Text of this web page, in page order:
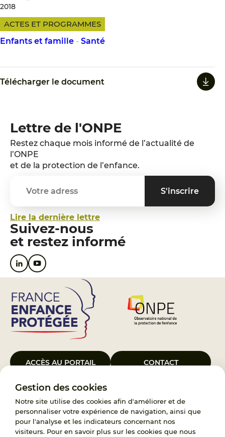
Gestion des cookies
Notre site utilise des cookies afin d'améliorer et de
personnaliser votre expérience de navigation, ainsi que
pour l'analyse et les indicateurs concernant nos
visiteurs. Pour en savoir plus sur les cookies que nous
2018
ACTES ET PROGRAMMES
Enfants et famille - Santé
Télécharger le document
Lettre de l'ONPE
Restez chaque mois informé de l’actualité de
l’ONPE
et de la protection de l’enfance.
Lire la dernière lettre
Suivez-nous
et restez informé
ACCÈS AU PORTAIL CONTACT
Le Groupement d’Intérêt Public France Enfance Protégée, créé le 5
janvier 2023, a pour objet d’assurer les missions de service public du
119, d’accompagnement des adoptants et de traitement des
demandes d’accès aux origines personnelles. France Enfance
Protégée est également un observatoire et une ressource pour